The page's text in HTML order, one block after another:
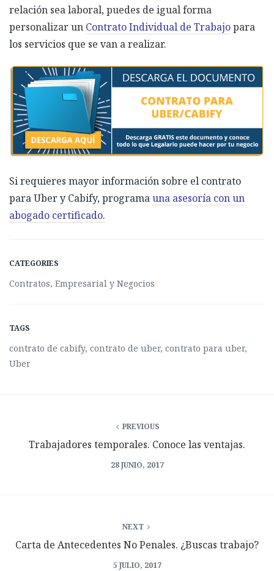
relación sea laboral, puedes de igual forma
personalizar un Contrato Individual de Trabajopara
los servicios que se van a realizar.
Si requieres mayor información sobre el contrato
para Uber y Cabify, programauna asesoría con un
abogado certificado.
CATEGORIES
Contratos, Empresarial y Negocios
TAGS
contrato de cabify, contrato de uber, contrato para uber,
Uber
PREVIOUS
Trabajadores temporales. Conoce las ventajas.
28 JUNIO, 2017
NEXT
Carta de Antecedentes No Penales. ¿Buscas trabajo?
5 JULIO, 2017